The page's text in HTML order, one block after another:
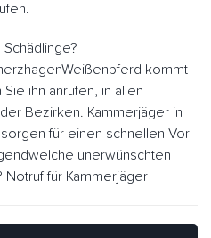
Schädlinge?
kommt
ihn anrufen, in allen
Bezirken. Kammerjäger in
für einen schnellen Vor-
unerwünschten
Notruf für Kammerjäger